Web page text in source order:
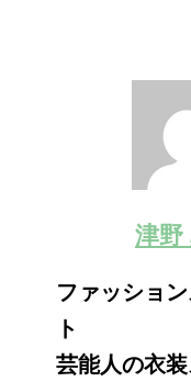
津野
ファッショ
ト
芸能人の衣